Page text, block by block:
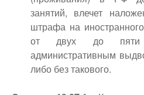
занятий, влечет
штрафа на
от двух до
административным
либо без такового.